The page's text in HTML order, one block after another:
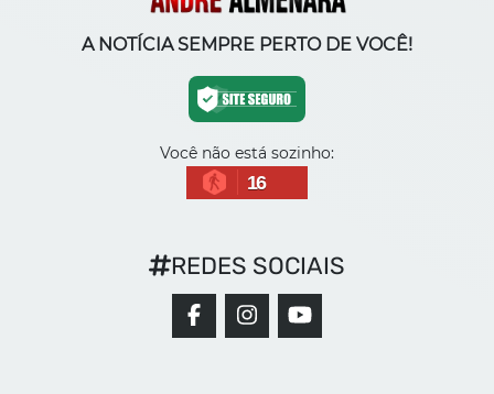
A NOTÍCIA SEMPRE PERTO DE VOCÊ!
Você não está sozinho:
16
REDES SOCIAIS